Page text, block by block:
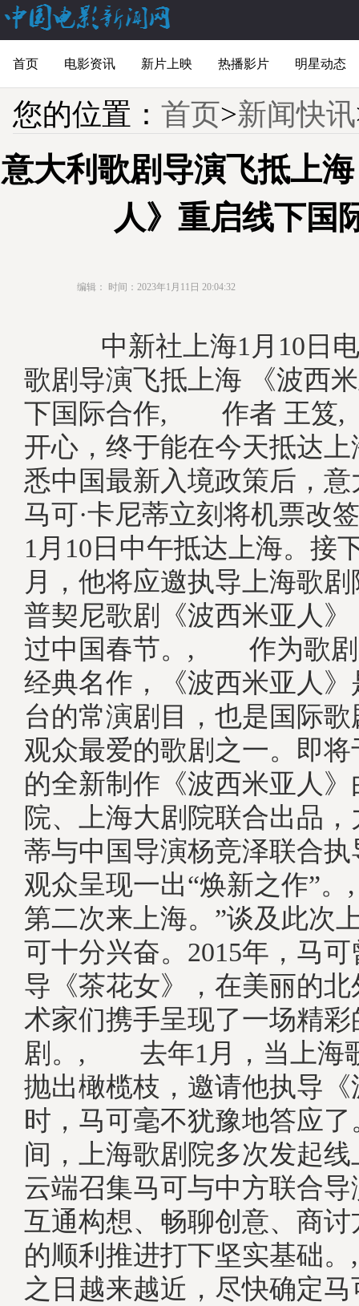
首页 电影资讯 新片上映 热播影片 明星动态
您的位置： 首页>新闻快讯
意大利歌剧导演飞抵上
人》重启线下国
编辑： 时间：2023年1月11日 20:04:32
中新社上海1月10日电
歌剧导演飞抵上海 《波西
下国际合作, 作者 王
开心，终于能在今天抵
悉中国最新入境政策后，
马可·卡尼蒂立刻将机票改
1月10日中午抵达上海。接
月，他将应邀执导上海歌
普契尼歌剧《波西米亚人
过中国春节。, 作为歌剧
经典名作，《波西米亚人
台的常演剧目，也是国际
观众最爱的歌剧之一。即
的全新制作《波西米亚人
院、上海大剧院联合出品，
蒂与中国导演杨竞泽联合
观众呈现一出“焕新之作
第二次来上海。”谈及此次
可十分兴奋。2015年，马
导《茶花女》，在美丽的
术家们携手呈现了一场精彩
剧。, 去年1月，当上海
抛出橄榄枝，邀请他执导
时，马可毫不犹豫地答应
间，上海歌剧院多次发起
云端召集马可与中方联合
互通构想、畅聊创意、商
的顺利推进打下坚实基
之日越来越近，尽快确定